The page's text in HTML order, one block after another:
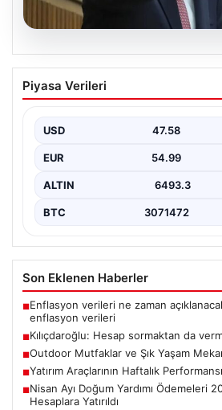
05.08.2026
Kılıçdaroğlu: Hesap
vermekten de çekinmeyiz
Piyasa Verileri
USD 47.58
EUR 54.99
ALTIN 6493.3
BTC 3071472
Son Eklenen Haberler
■Enflasyon verileri ne zaman
enflasyon verileri
■Kılıçdaroğlu: Hesap sormaktan da
■Outdoor Mutfaklar ve Şık Yaşam
■Yatırım Araçlarının Haftalık
■Nisan Ayı Doğum Yardımı Ödemeleri
Hesaplara Yatırıldı